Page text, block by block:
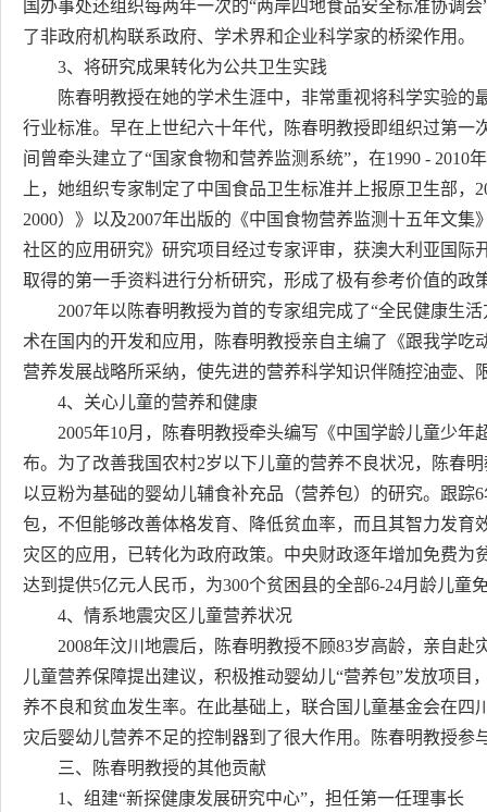
国办事处还组织每两年一次的“两岸四地食品安全标准协调
了非政府机构联系政府、学术界和企业科学家的桥梁作用。
3、将研究成果转化为公共卫生实践
陈春明教授在她的学术生涯中，非常重视将科学实验的
行业标准。早在上世纪六十年代，陈春明教授即组织过第
间曾牵头建立了“国家食物和营养监测系统”，在1990 -
上，她组织专家制定了中国食品卫生标准并上报原卫生部
2000）》以及2007年出版的《中国食物营养监测十五年文
社区的应用研究》研究项目经过专家评审，获澳大利亚国
取得的第一手资料进行分析研究，形成了极有参考价值的政
2007年以陈春明教授为首的专家组完成了“全民健康生活
术在国内的开发和应用，陈春明教授亲自主编了《跟我学
营养发展战略所采纳，使先进的营养科学知识伴随控油壶
4、关心儿童的营养和健康
2005年10月，陈春明教授牵头编写《中国学龄儿童少年
布。为了改善我国农村2岁以下儿童的营养不良状况，陈春
以豆粉为基础的婴幼儿辅食补充品（营养包）的研究。跟踪
包，不但能够改善体格发育、降低贫血率，而且其智力发育
灾区的应用，已转化为政府政策。中央财政逐年增加免费为
达到提供5亿元人民币，为300个贫困县的全部6-24月龄儿童
4、情系地震灾区儿童营养状况
2008年汶川地震后，陈春明教授不顾83岁高龄，亲自赴
儿童营养保障提出建议，积极推动婴幼儿“营养包”发放项
养不良和贫血发生率。在此基础上，联合国儿童基金会在
灾后婴幼儿营养不足的控制器到了很大作用。陈春明教授
三、陈春明教授的其他贡献
1、组建“新探健康发展研究中心”，担任第一任理事长